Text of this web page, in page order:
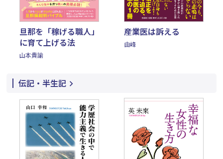
旦那を「稼げる職人」
に育て上げる法
山本貴諭
産業医は訴える
由峰
伝記・半生記